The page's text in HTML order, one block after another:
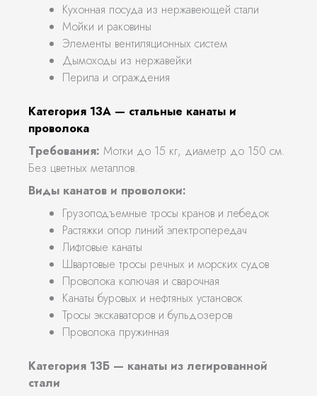
Кухонная посуда из нержавеющей стали
Мойки и раковины
Элементы вентиляционных систем
Дымоходы из нержавейки
Перила и ограждения
Категория 13А — стальные канаты и
проволока
Требования: Мотки до 15 кг, диаметр до 150 см.
Без цветных металлов.
Виды канатов и проволоки:
Грузоподъемные тросы кранов и лебедок
Растяжки опор линий электропередач
Лифтовые канаты
Швартовые тросы речных и морских судов
Проволока колючая и сварочная
Канаты буровых и нефтяных установок
Тросы экскаваторов и бульдозеров
Проволока пружинная
Категория 13Б — канаты из легированной
стали